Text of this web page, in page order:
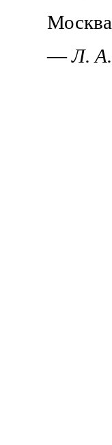
—Л. А.